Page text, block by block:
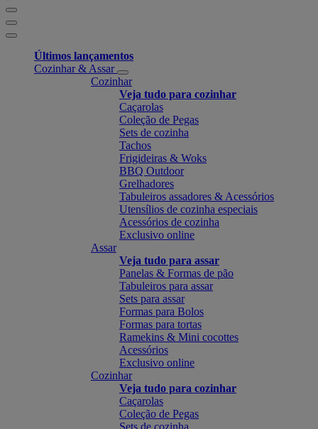
Últimos lançamentos
Cozinhar & Assar
Cozinhar
Veja tudo para cozinhar
Caçarolas
Coleção de Pegas
Sets de cozinha
Tachos
Frigideiras & Woks
BBQ Outdoor
Grelhadores
Tabuleiros assadores & Acessórios
Utensílios de cozinha especiais
Acessórios de cozinha
Exclusivo online
Assar
Veja tudo para assar
Panelas & Formas de pão
Tabuleiros para assar
Sets para assar
Formas para Bolos
Formas para tortas
Ramekins & Mini cocottes
Acessórios
Exclusivo online
Cozinhar
Veja tudo para cozinhar
Caçarolas
Coleção de Pegas
Sets de cozinha